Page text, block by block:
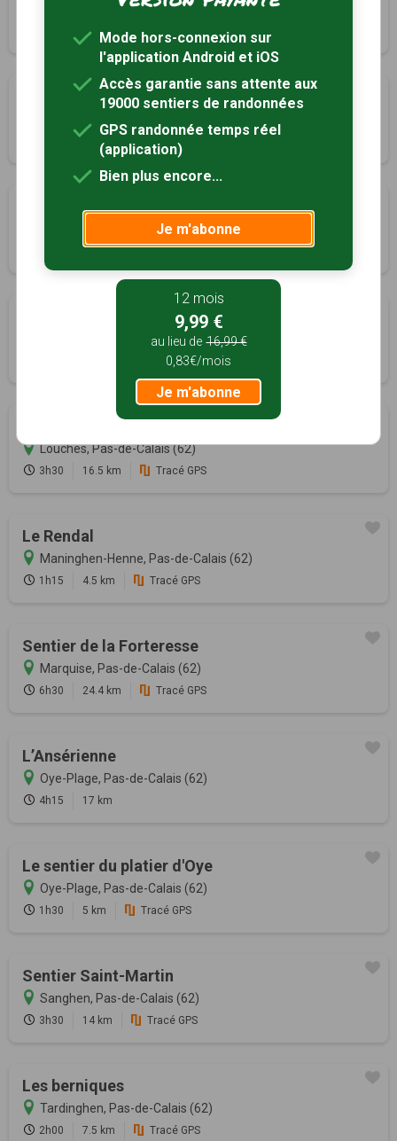
Landrethun-lès-Ardres, Pas-de-Calais (62)
9.5 km
Sentier des 3 calvaires
12 km Tracé GPS
Le Cah-Licqu'Co
Licques, Pas-de-Calais (62)
11 km Tracé GPS
Sentiers des Ecottiers
Licques, Pas-de-Calais (62)
Louches, Pas-de-Calais (62)
3h30 16.5 km Tracé GPS
Le Rendal
Maninghen-Henne, Pas-de-Calais (62)
1h15 4.5 km Tracé GPS
Sentier de la Forteresse
Marquise, Pas-de-Calais (62)
6h30 24.4 km Tracé GPS
L’Ansérienne
Oye-Plage, Pas-de-Calais (62)
4h15 17 km
Le sentier du platier d'Oye
Oye-Plage, Pas-de-Calais (62)
1h30 5 km Tracé GPS
Sentier Saint-Martin
Sanghen, Pas-de-Calais (62)
3h30 14 km Tracé GPS
Les berniques
Tardinghen, Pas-de-Calais (62)
2h00 7.5 km Tracé GPS
Mode hors-connexion sur
l'application Android et iOS
Accès garantie sans attente aux
19000 sentiers de randonnées
GPS randonnée temps réel
(application)
Bien plus encore...
Je m'abonne
12 mois
9,99 €
au lieu de 16,99 €
0,83€/mois
Je m'abonne